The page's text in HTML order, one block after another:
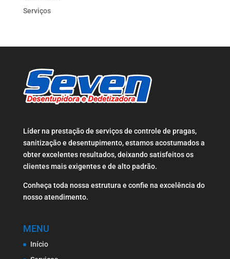
Serviços
Líder na prestação de serviços de controle de pragas,
sanitização e desentupimento, estamos acostumados a
obter excelentes resultados, deixando satisfeitos os
clientes mais exigentes e de alto padrão.
Conheça toda nossa estrutura e confie na excelência do
nosso atendimento.
MENU
Início